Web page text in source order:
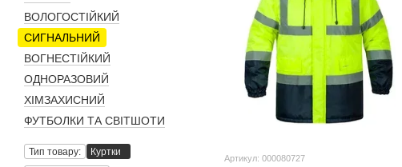
Артикул: 000080727
ВОЛОГОСТІЙКИЙ
СИГНАЛЬНИЙ
ВОГНЕСТІЙКИЙ
ОДНОРАЗОВИЙ
ХІМЗАХИСНИЙ
ФУТБОЛКИ ТА СВІТШОТИ
Тип товару:
Куртки